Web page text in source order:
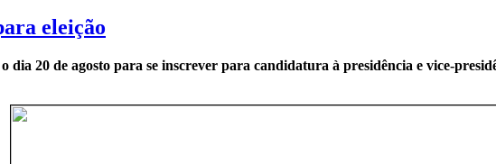
eleição
dia 20 de agosto para se inscrever para candidatura à presidência e vice-